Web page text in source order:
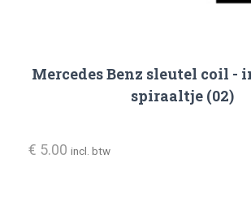
Mercedes Benz sleutel coil -
spiraaltje (02)
€ 5.00 incl. btw